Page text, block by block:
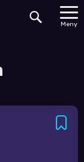
Meny